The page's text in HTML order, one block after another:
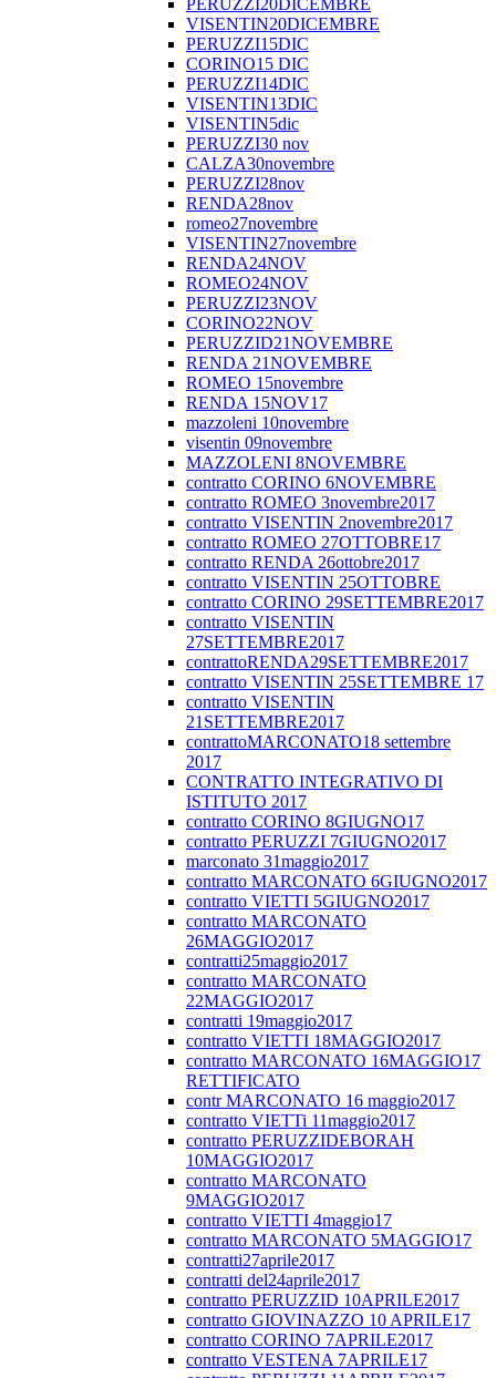
PERUZZI20DICEMBRE
VISENTIN20DICEMBRE
PERUZZI15DIC
CORINO15 DIC
PERUZZI14DIC
VISENTIN13DIC
VISENTIN5dic
PERUZZI30 nov
CALZA30novembre
PERUZZI28nov
RENDA28nov
romeo27novembre
VISENTIN27novembre
RENDA24NOV
ROMEO24NOV
PERUZZI23NOV
CORINO22NOV
PERUZZID21NOVEMBRE
RENDA 21NOVEMBRE
ROMEO 15novembre
RENDA 15NOV17
mazzoleni 10novembre
visentin 09novembre
MAZZOLENI 8NOVEMBRE
contratto CORINO 6NOVEMBRE
contratto ROMEO 3novembre2017
contratto VISENTIN 2novembre2017
contratto ROMEO 27OTTOBRE17
contratto RENDA 26ottobre2017
contratto VISENTIN 25OTTOBRE
contratto CORINO 29SETTEMBRE2017
contratto VISENTIN
27SETTEMBRE2017
contrattoRENDA29SETTEMBRE2017
contratto VISENTIN 25SETTEMBRE 17
contratto VISENTIN
21SETTEMBRE2017
contrattoMARCONATO18 settembre
2017
CONTRATTO INTEGRATIVO DI
ISTITUTO 2017
contratto CORINO 8GIUGNO17
contratto PERUZZI 7GIUGNO2017
marconato 31maggio2017
contratto MARCONATO 6GIUGNO2017
contratto VIETTI 5GIUGNO2017
contratto MARCONATO
26MAGGIO2017
contratti25maggio2017
contratto MARCONATO
22MAGGIO2017
contratti 19maggio2017
contratto VIETTI 18MAGGIO2017
contratto MARCONATO 16MAGGIO17
RETTIFICATO
contr MARCONATO 16 maggio2017
contratto VIETTi 11maggio2017
contratto PERUZZIDEBORAH
10MAGGIO2017
contratto MARCONATO
9MAGGIO2017
contratto VIETTI 4maggio17
contratto MARCONATO 5MAGGIO17
contratti27aprile2017
contratti del24aprile2017
contratto PERUZZID 10APRILE2017
contratto GIOVINAZZO 10 APRILE17
contratto CORINO 7APRILE2017
contratto VESTENA 7APRILE17